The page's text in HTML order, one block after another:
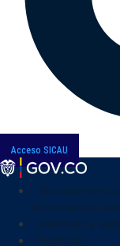
Acceso SICAU